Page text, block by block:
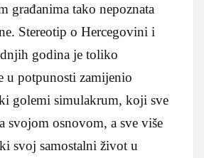
građanima tako nepoznata
Stereotip o Hercegovini i
godina je toliko
u potpunosti zamijenio
golemi simulakrum, koji sve
svojom osnovom, a sve više
svoj samostalni život u